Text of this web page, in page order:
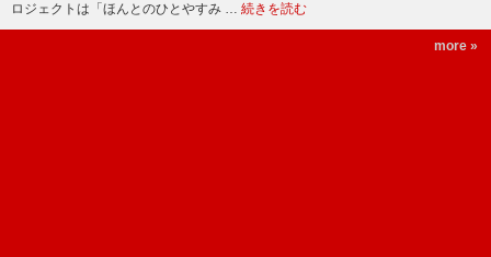
ロジェクトは「ほんとのひとやすみ … 続きを読む
more »